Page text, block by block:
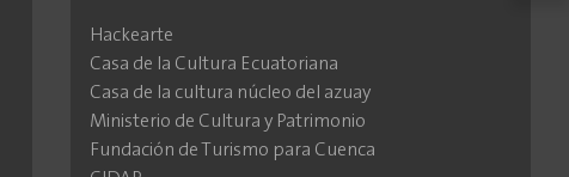
Hackearte
Casa de la Cultura Ecuatoriana
Casa de la cultura núcleo del azuay
Ministerio de Cultura y Patrimonio
Fundación de Turismo para Cuenca